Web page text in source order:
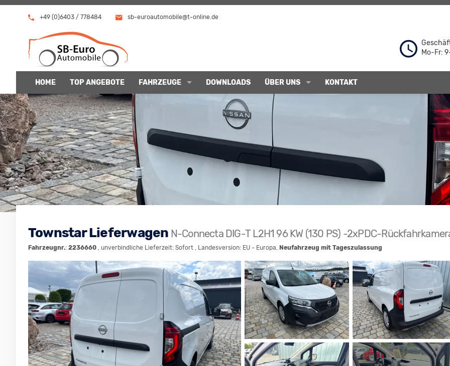
+49 (0)6403 / 778484 sb-euroautomobile@t-online.de
Mo-Fr:
HOME TOP ANGEBOTE FAHRZEUGE DOWNLOADS ÜBER UNS KONTAKT
Townstar Lieferwagen N-Connecta DIG-T L2H1 96 KW (130 PS) -2xPDC-
Fahrzeugnr.: 2236660 , unverbindliche Lieferzeit: Sofort , Landesversion: EU - Europa, Neufahrzeug mit Tageszulassung